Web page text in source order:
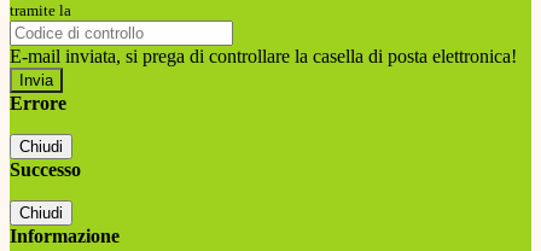
tramite la
E-mail inviata, si prega di controllare la casella di posta elettronica!
Errore
Chiudi
Successo
Chiudi
Informazione